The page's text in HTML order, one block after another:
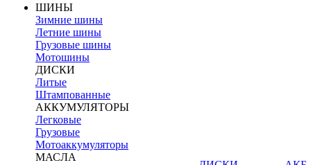
ШИНЫ
Зимние шины
Летние шины
Грузовые шины
Мотошины
ДИСКИ
Литые
Штампованные
АККУМУЛЯТОРЫ
Легковые
Грузовые
Мотоаккумуляторы
МАСЛА